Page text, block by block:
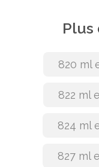
Plus
820 ml
822 ml
824 ml
827 ml